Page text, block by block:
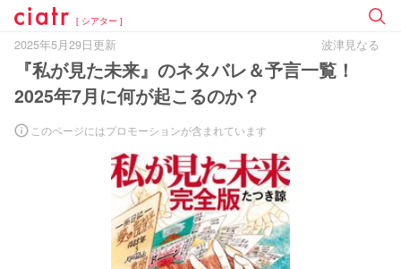
[ シアター ]
2025年5月29日更新 波津見なる
『私が見た未来』のネタバレ＆予言一覧！
2025年7月に何が起こるのか？
このページにはプロモーションが含まれています